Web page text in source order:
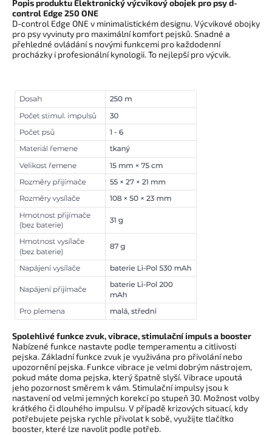
Popis produktu Elektronický výcvikový obojek pro psy d-
control Edge 250 ONE
D-control Edge ONE v minimalistickém designu. Výcvikové obojky
pro psy vyvinuty pro maximální komfort pejsků. Snadné a
přehledné ovládání s novými funkcemi pro každodenní
procházky i profesionální kynologii. To nejlepší pro výcvik.
Spolehlivé funkce zvuk, vibrace, stimulační impuls a booster
Nabízené funkce nastavte podle temperamentu a citlivosti
pejska. Základní funkce zvuk je využivána pro přivolání nebo
upozornění pejska. Funkce vibrace je velmi dobrým nástrojem,
pokud máte doma pejska, který špatně slyší. Vibrace upoutá
jeho pozornost směrem k vám. Stimulační impulsy jsou k
nastavení od velmi jemných korekcí po stupeň 30. Možnost volby
krátkého či dlouhého impulsu. V případě krizových situací, kdy
potřebujete pejska rychle přivolat k sobě, využijte tlačítko
booster, které lze navolit podle potřeb.